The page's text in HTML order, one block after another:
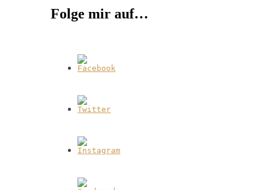
Folge mir auf…